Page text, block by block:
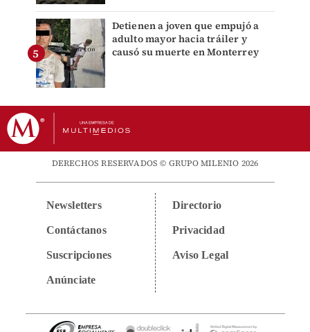
Detienen a joven que empujó a
adulto mayor hacia tráiler y
causó su muerte en Monterrey
DERECHOS RESERVADOS © GRUPO MILENIO 2026
Newsletters
Contáctanos
Suscripciones
Anúnciate
Directorio
Privacidad
Aviso Legal